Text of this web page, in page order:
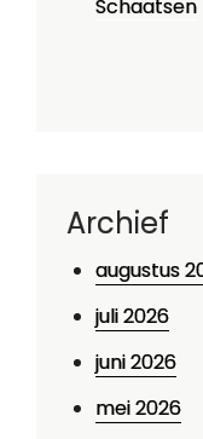
Schaatsen
Archief
augustus
juli 2026
juni 2026
mei 2026